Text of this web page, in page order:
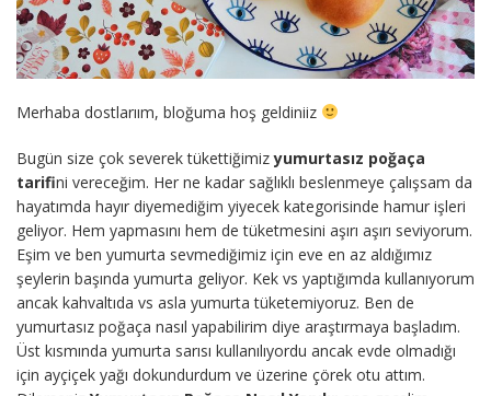
Merhaba dostlarıım, bloğuma hoş geldiniiz
Bugün size çok severek tükettiğimizyumurtasız poğaça
tarifini vereceğim. Her ne kadar sağlıklı beslenmeye çalışsam da
hayatımda hayır diyemediğim yiyecek kategorisinde hamur işleri
geliyor. Hem yapmasını hem de tüketmesini aşırı aşırı seviyorum.
Eşim ve ben yumurta sevmediğimiz için eve en az aldığımız
şeylerin başında yumurta geliyor. Kek vs yaptığımda kullanıyorum
ancak kahvaltıda vs asla yumurta tüketemiyoruz. Ben de
yumurtasız poğaça nasıl yapabilirim diye araştırmaya başladım.
Üst kısmında yumurta sarısı kullanılıyordu ancak evde olmadığı
için ayçiçek yağı dokundurdum ve üzerine çörek otu attım.